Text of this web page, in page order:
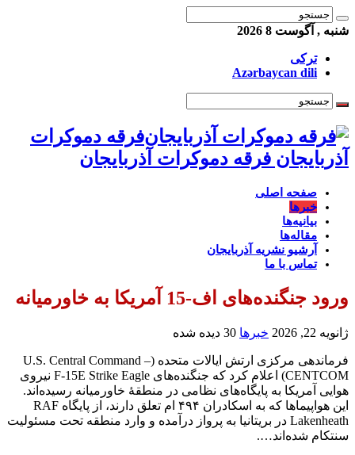
شنبه , آگوست 8 2026
ترکی
Azərbaycan dili
فرقه دموکرات
آذربایجان فرقه دموکرات آذربایجان
صفحه اصلی
خبرها
بیانیه‌ها
مقاله‌ها
آرشیو نشریه آذربایجان
تماس با ما
ورود جنگنده‌های اف-15 آمریکا به خاورمیانه
ژانویه 22, 2026 خبرها 30 دیده شده
فرماندهی مرکزی ارتش ایالات متحده (U.S. Central Command –
CENTCOM) اعلام کرد که جنگنده‌های F-15E Strike Eagle نیروی
هوایی آمریکا به پایگاه‌های نظامی در منطقهٔ خاورمیانه رسیده‌اند.
این هواپیماها که به اسکادران ۴۹۴ ام تعلق دارند، از پایگاه RAF
Lakenheath در بریتانیا به پرواز درآمده و وارد منطقه تحت مسئولیت
سنتکام شده‌اند….